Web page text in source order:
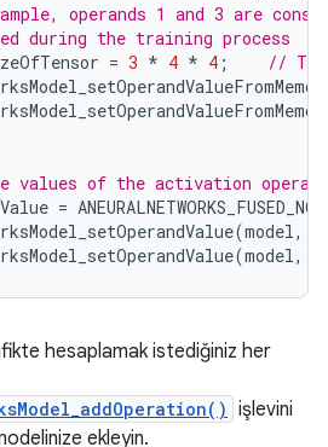
operands 1 and 3 are
during the training process
= 3 * 4 * 4 ;
//
values of the activation
=
(model,
(model,
hesaplamak istediğiniz her
işlevini
ekleyin.